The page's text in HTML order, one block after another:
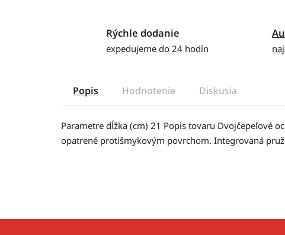
Rýchle dodanie
expedujeme do 24 hodín
Popis Hodnotenie Diskusia
Parametre dĺžka (cm) 21 Popis tovaru Dvojčepeľové
opatrené protišmykovým povrchom. Integrovaná